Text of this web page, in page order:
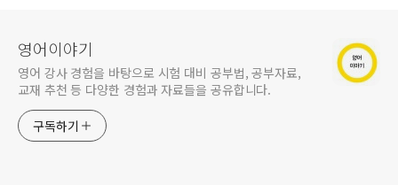
영어이야기
영어 강사 경험을 바탕으로 시험 대비 공부법, 공부자료,
교재 추천 등 다양한 경험과 자료들을 공유합니다.
구독하기